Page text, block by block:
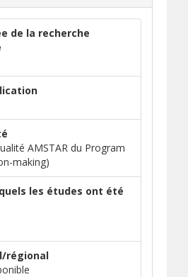
de la recherche
AMSTAR du Program
making)
les études ont été
régional